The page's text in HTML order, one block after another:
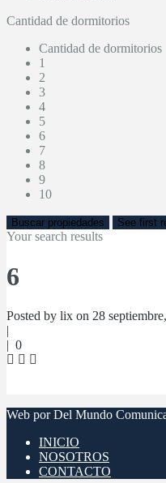
Cantidad de dormitorios
Cantidad de dormitorios
1
2
3
4
5
6
7
8
9
10
Buscar propiedades See first
Your search results
6
Posted by lix on 28
|
| 0
Web por Del Mundo
INICIO
NOSOTROS
CONTACTO